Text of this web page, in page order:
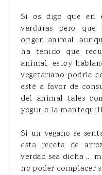
Si os digo que en
verduras pero
origen animal,
ha tenido que
animal, estoy
vegetariano podría
esté a favor de
del animal tales
yogur o la
Si un vegano se
esta receta de
verdad sea dicha ...
no poder complacer